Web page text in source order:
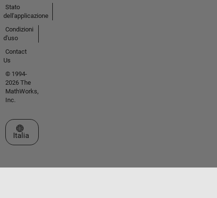
Stato
dell'applicazione
Condizioni
d'uso
Contact
Us
© 1994-
2026 The
MathWorks,
Inc.
Seleziona un sito web
Italia